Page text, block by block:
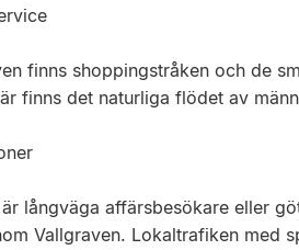
finns shoppingstråken och de
finns det naturliga flödet av
långväga affärsbesökare eller
Vallgraven. Lokaltrafiken med